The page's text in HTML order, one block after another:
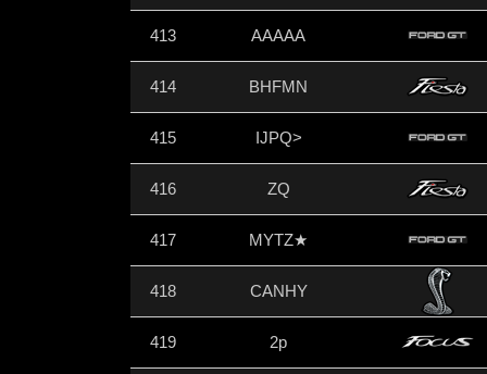
413 AAAAA
414 BHFMN
415 IJPQ>
416 ZQ
417 MYTZ★
418 CANHY
419 2p